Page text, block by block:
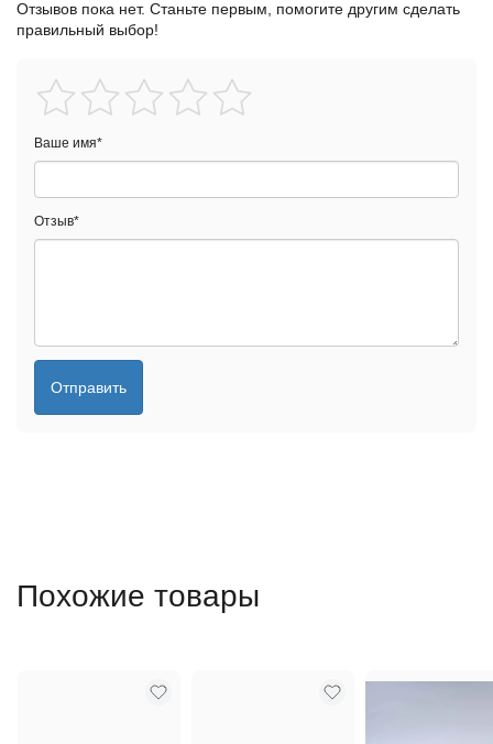
Отзывов пока нет. Станьте первым, помогите другим сделать
правильный выбор!
Ваше имя*
Отзыв*
Отправить
Похожие товары